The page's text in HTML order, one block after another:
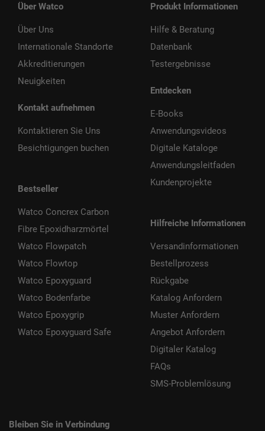
Über Watco
Über Uns
Internationale Standorte
Akkreditierungen
Neuigkeiten
Kontakt aufnehmen
Kontaktieren Sie Uns
Besichtigungen buchen
Bestseller
Watco Concrex Carbon
Fibre Epoxidharzmörtel
Watco Flowpatch
Watco Flowtop
Watco Epoxyguard
Watco Bodenfarbe
Watco Epoxygrip
Watco Epoxyguard Safe
Produkt Informationen
Hilfe & Beratung
Datenbank
Testergebnisse
Entdecken
E-Books
Anwendungsvideos
Digitale Kataloge
Anwendungsleitfaden
Kundenprojekte
Hilfreiche Informationen
Versandinformationen
Bestellprozess
Rückgabe
Katalog Anfordern
Muster Anfordern
Angebot Anfordern
Digitaler Katalog
FAQs
SMS-Problemlösung
Bleiben Sie in Verbindung